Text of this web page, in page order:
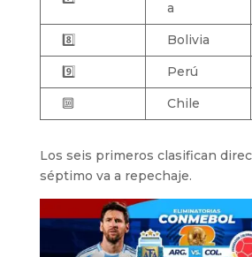
a
8️⃣ Bolivia
9️⃣
Perú
🔟
Chile
Los seis primeros clasifican
séptimo va a repechaje.